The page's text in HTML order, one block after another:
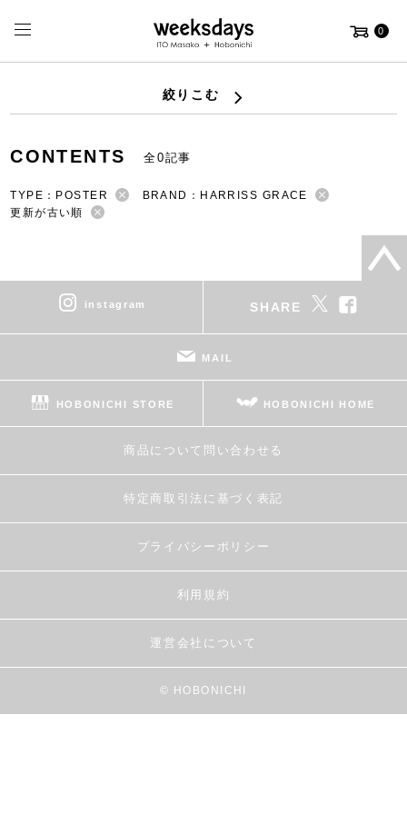
0
絞りこむ
CONTENTS 全0記事
TYPE：POSTER
BRAND：HARRISS GRACE
更新が古い順
instagram SHARE
MAIL
HOBONICHI STORE HOBONICHI HOME
商品について問い合わせる
特定商取引法に基づく表記
プライバシーポリシー
利用規約
運営会社について
© HOBONICHI